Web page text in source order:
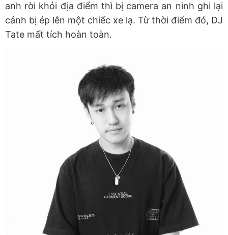
anh rời khỏi địa điểm thì bị camera an ninh ghi lại
cảnh bị ép lên một chiếc xe lạ. Từ thời điểm đó, DJ
Tate mất tích hoàn toàn.